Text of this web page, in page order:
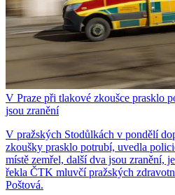
V Praze při tlakové zkoušce prasklo
jsou zranění
V pražských Stodůlkách v pondělí
zkoušky prasklo potrubí, uvedla
místě zemřel, další dva jsou zranění,
řekla ČTK mluvčí pražských
Poštová.